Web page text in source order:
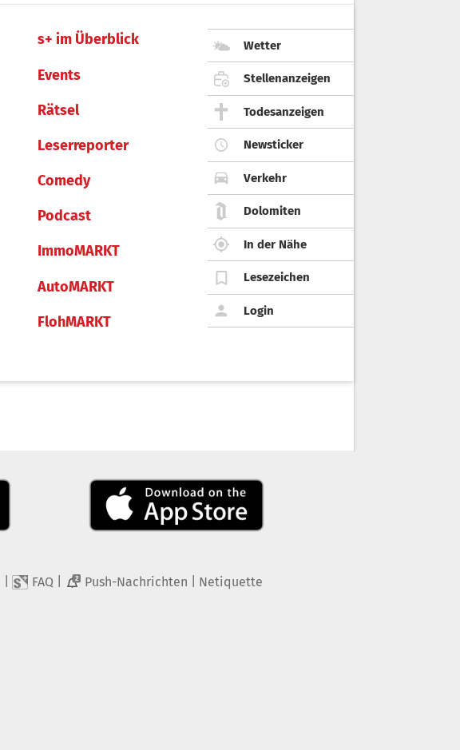
s+ im Überblick
Events
Rätsel
Leserreporter
Comedy
Podcast
ImmoMARKT
AutoMARKT
FlohMARKT
Wetter
Stellenanzeigen
Todesanzeigen
Newsticker
Verkehr
Dolomiten
In der Nähe
Lesezeichen
Login
FAQ 2 Push-Nachrichten Netiquette